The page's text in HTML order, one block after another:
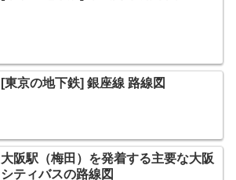
[東京の地下鉄] 銀座線 路線図
大阪駅（梅田）を発着する主要な大阪
シティバスの路線図